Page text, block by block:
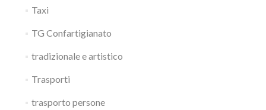
Taxi
TG Confartigianato
tradizionale e artistico
Trasporti
trasporto persone